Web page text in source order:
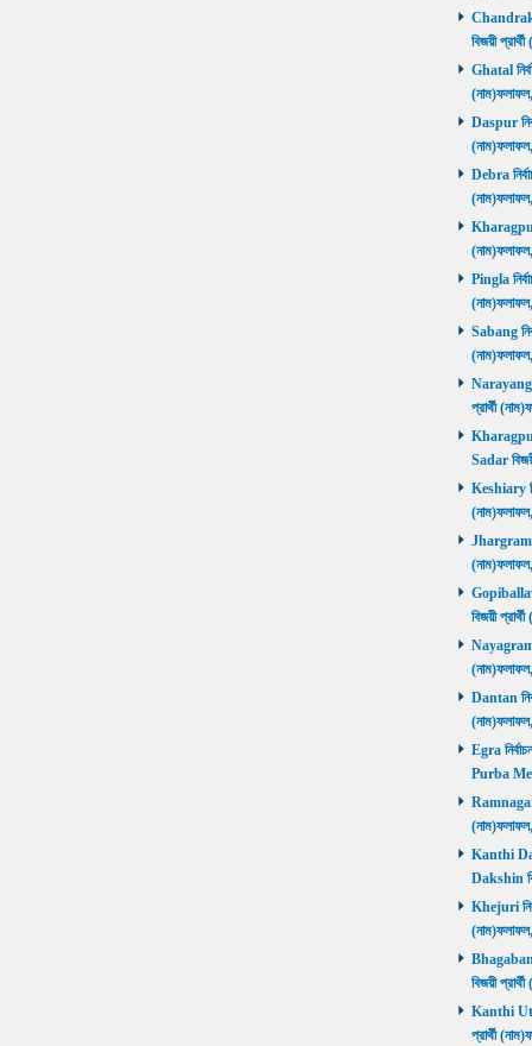
বিজয়ী
Ghatal
Daspur
Debra
Kharagpur
Pingla
Sabang
প্রার্থী
Kharagpur
Sadar
Keshiary
Jhargram
বিজয়ী
Nayagram
Dantan
Egra
Purba
Ramnagar
Kanthi
Dakshin
Khejuri
বিজয়ী
Kanthi
প্রার্থী